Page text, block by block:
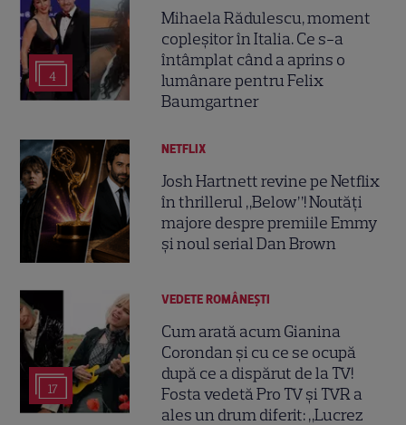
4
Mihaela Rădulescu, moment
copleșitor în Italia. Ce s-a
întâmplat când a aprins o
lumânare pentru Felix
Baumgartner
NETFLIX
Josh Hartnett revine pe Netflix
în thrillerul „Below”! Noutăți
majore despre premiile Emmy
și noul serial Dan Brown
17
VEDETE ROMÂNEŞTI
Cum arată acum Gianina
Corondan și cu ce se ocupă
după ce a dispărut de la TV!
Fosta vedetă Pro TV și TVR a
ales un drum diferit: „Lucrez